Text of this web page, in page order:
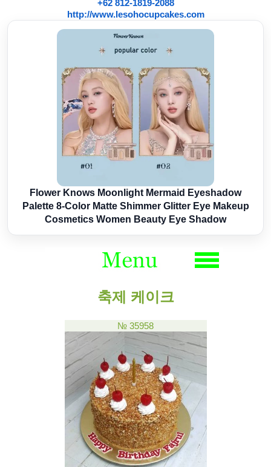
+62 812-1819-2088
http://www.lesohocupcakes.com
Flower Knows Moonlight Mermaid Eyeshadow
Palette 8-Color Matte Shimmer Glitter Eye Makeup
Cosmetics Women Beauty Eye Shadow
축제 케이크
№ 35958